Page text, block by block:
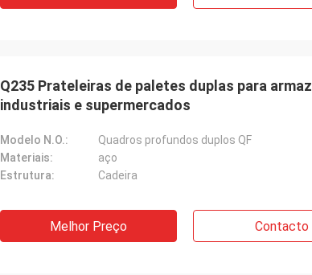
Q235 Prateleiras de paletes duplas para
industriais e supermercados
Modelo N.O.:
Quadros profundos duplos QF
Materiais:
aço
Estrutura:
Cadeira
Melhor Preço Contacto